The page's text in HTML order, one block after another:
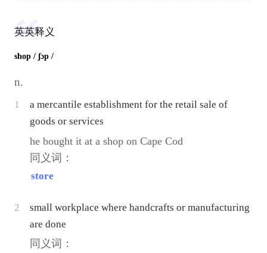
英英释义
shop / ʃɔp /
n.
1
a mercantile establishment for the retail sale of
goods or services
he bought it at a shop on Cape Cod
同义词：
store
2
small workplace where handcrafts or manufacturing
are done
同义词：